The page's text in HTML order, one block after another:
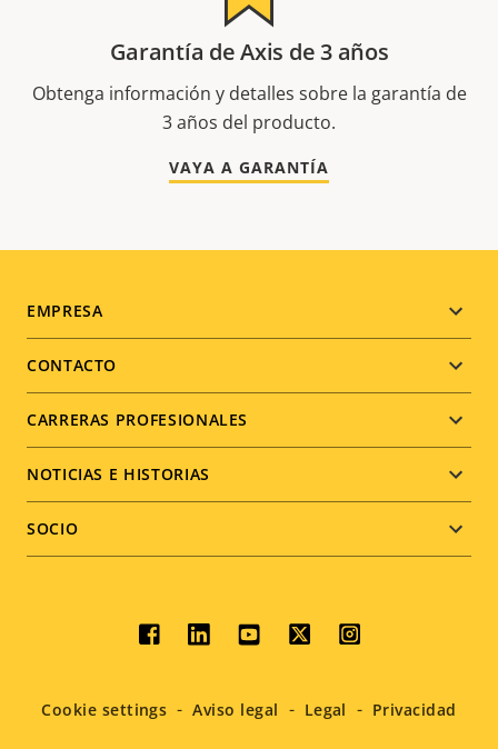
Garantía de Axis de 3 años
Obtenga información y detalles sobre la garantía de
3 años del producto.
VAYA A GARANTÍA
Footer
menu
EMPRESA
CONTACTO
CARRERAS PROFESIONALES
NOTICIAS E HISTORIAS
SOCIO
Social
menu
Cookie settings Aviso legal Legal Privacidad